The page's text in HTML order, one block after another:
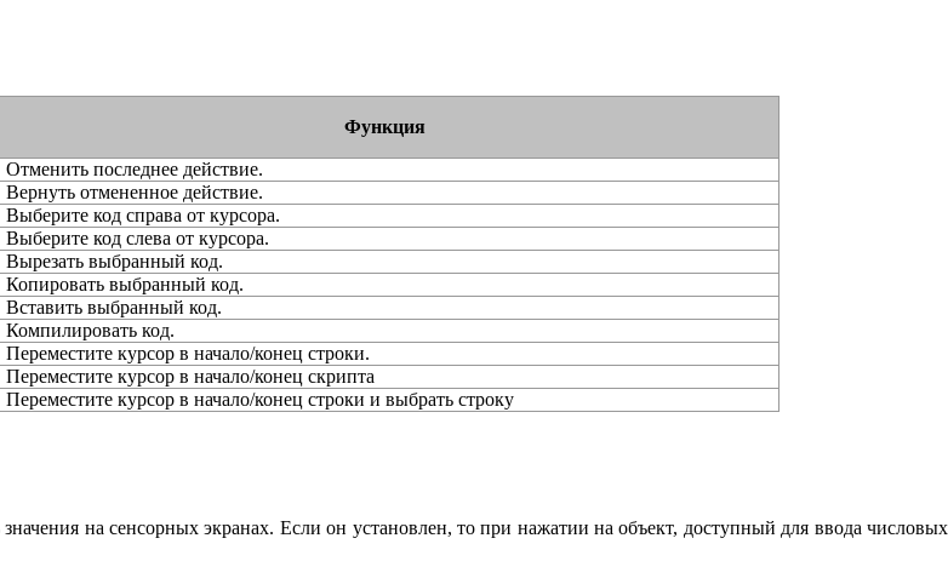
Функция
Отменить последнее действие.
Вернуть отмененное действие.
Выберите код справа от курсора.
Выберите код слева от курсора.
Вырезать выбранный код.
Копировать выбранный код.
Вставить выбранный код.
Компилировать код.
Переместите курсор в начало/конец строки.
Переместите курсор в начало/конец скрипта
Переместите курсор в начало/конец строки и выбрать строку
на сенсорных экранах. Если он установлен, то при нажатии на объект, доступный для ввода числовых